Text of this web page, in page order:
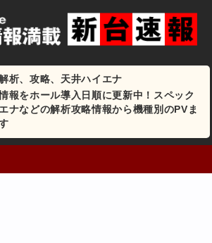
析、攻略、天井ハイエナ
報をホール導入日順に更新中！スペック
ナなどの解析攻略情報から機種別のPVま